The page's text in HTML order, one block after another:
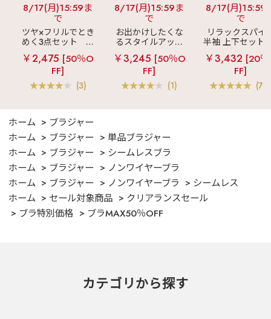
8/17(月)15:59ま
で
ツヤ×フリルでとき
めく3点セット
シ
ルキー ショートパ
ンツ 3点セット
￥2,475 [50％O
FF]
(3)
8/17(月)15:59ま
で
お出かけしたくな
るスタイルアップ
見え
ストライプ
フリル ロングパン
ツ 綿混 上下セット
￥3,245 [50％O
FF]
(1)
8/17(月)15:59
で
リラックスパイ
半袖 上下セット
女兼用サイズ)
￥3,432 [20
FF]
ホーム
ブラジャー
ホーム
ブラジャー
単品ブラジャー
ホーム
ブラジャー
シームレスブラ
ホーム
ブラジャー
ノンワイヤーブラ
ホーム
ブラジャー ノンワイヤーブラ
シームレス
ホーム
セール対象商品
クリアランスセール
ブラ特別価格
ブラMAX50％OFF
カテゴリから探す